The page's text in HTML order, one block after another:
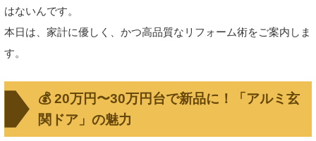
はないんです。
本日は、家計に優しく、かつ高品質なリフォーム術をご案内しま
す。
💰 20万円〜30万円台で新品に！「アルミ玄
関ドア」の魅力